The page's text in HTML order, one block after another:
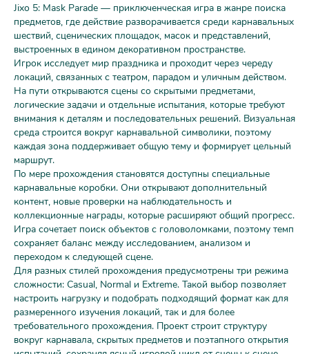
Jixo 5: Mask Parade — приключенческая игра в жанре поиска
предметов, где действие разворачивается среди карнавальных
шествий, сценических площадок, масок и представлений,
выстроенных в едином декоративном пространстве.
Игрок исследует мир праздника и проходит через череду
локаций, связанных с театром, парадом и уличным действом.
На пути открываются сцены со скрытыми предметами,
логические задачи и отдельные испытания, которые требуют
внимания к деталям и последовательных решений. Визуальная
среда строится вокруг карнавальной символики, поэтому
каждая зона поддерживает общую тему и формирует цельный
маршрут.
По мере прохождения становятся доступны специальные
карнавальные коробки. Они открывают дополнительный
контент, новые проверки на наблюдательность и
коллекционные награды, которые расширяют общий прогресс.
Игра сочетает поиск объектов с головоломками, поэтому темп
сохраняет баланс между исследованием, анализом и
переходом к следующей сцене.
Для разных стилей прохождения предусмотрены три режима
сложности: Casual, Normal и Extreme. Такой выбор позволяет
настроить нагрузку и подобрать подходящий формат как для
размеренного изучения локаций, так и для более
требовательного прохождения. Проект строит структуру
вокруг карнавала, скрытых предметов и поэтапного открытия